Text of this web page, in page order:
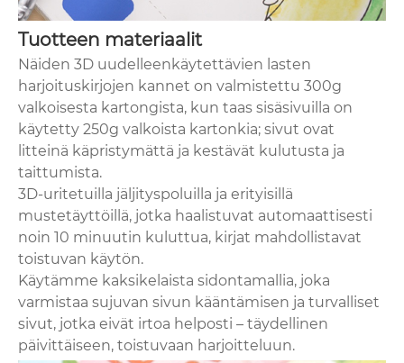
Tuotteen materiaalit
Näiden 3D uudelleenkäytettävien lasten
harjoituskirjojen kannet on valmistettu 300g
valkoisesta kartongista, kun taas sisäsivuilla on
käytetty 250g valkoista kartonkia; sivut ovat
litteinä käpristymättä ja kestävät kulutusta ja
taittumista.
3D-uritetuilla jäljityspoluilla ja erityisillä
mustetäyttöillä, jotka haalistuvat automaattisesti
noin 10 minuutin kuluttua, kirjat mahdollistavat
toistuvan käytön.
Käytämme kaksikelaista sidontamallia, joka
varmistaa sujuvan sivun kääntämisen ja turvalliset
sivut, jotka eivät irtoa helposti – täydellinen
päivittäiseen, toistuvaan harjoitteluun.